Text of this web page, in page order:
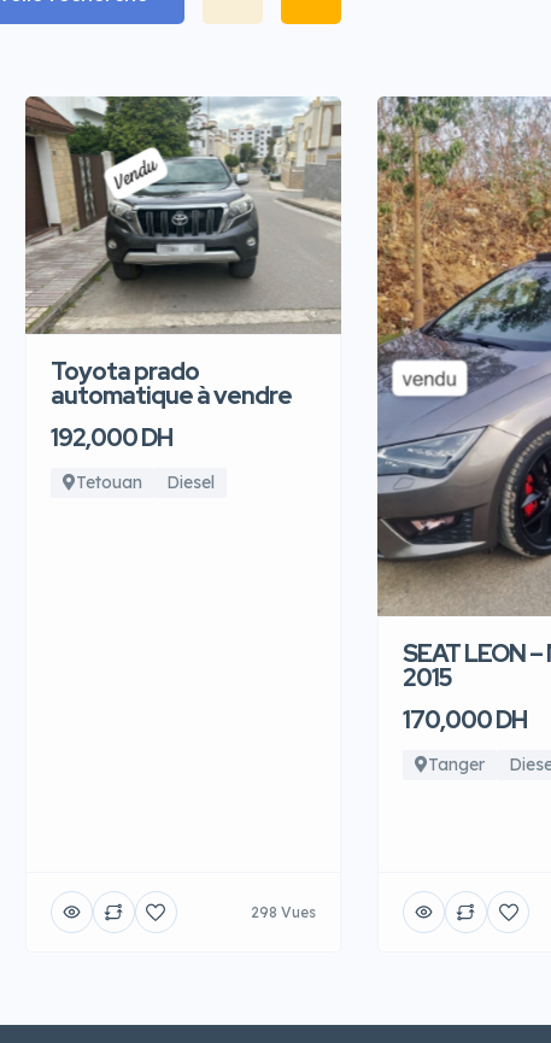
Toyota prado
automatique à vendre
192,000 DH
Tetouan Diesel
298 Vues
SEAT LEON –
2015
170,000 DH
Tanger